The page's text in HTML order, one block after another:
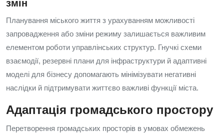
змін
Планування міського життя з урахуванням можливості
запровадження або зміни режиму залишається важливим
елементом роботи управлінських структур. Гнучкі схеми
взаємодії, резервні плани для інфраструктури й адаптивні
моделі для бізнесу допомагають мінімізувати негативні
наслідки й підтримувати життєво важливі функції міста.
Адаптація громадського простору
Перетворення громадських просторів в умовах обмежень